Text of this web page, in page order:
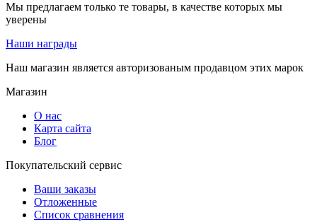
Мы предлагаем только те товары, в качестве которых мы
уверены
Наши награды
Наш магазин является авторизованым продавцом этих марок
Магазин
О нас
Карта сайта
Блог
Покупательский сервис
Ваши заказы
Отложенные
Список сравнения